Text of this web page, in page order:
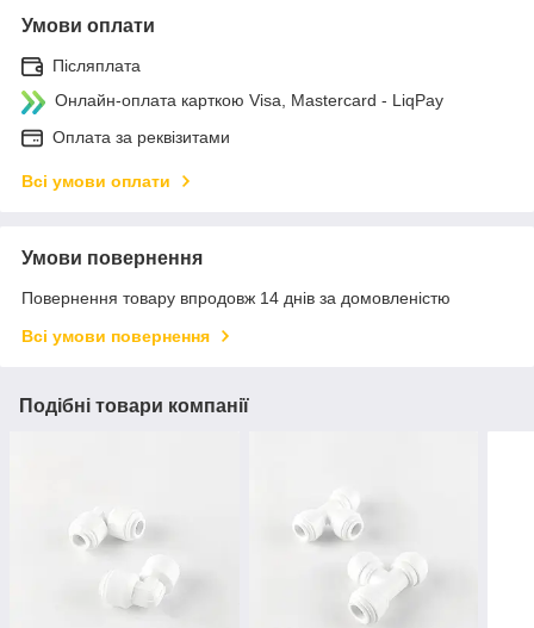
Умови оплати
Післяплата
Онлайн-оплата карткою Visa, Mastercard - LiqPay
Оплата за реквізитами
Всі умови оплати
Умови повернення
Повернення товару впродовж 14 днів за домовленістю
Всі умови повернення
Подібні товари компанії